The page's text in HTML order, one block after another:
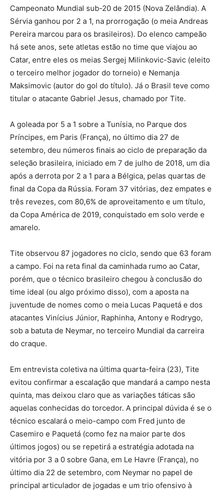
Campeonato Mundial sub-20 de 2015 (Nova Zelândia). A
Sérvia ganhou por 2 a 1, na prorrogação (o meia Andreas
Pereira marcou para os brasileiros). Do elenco campeão
há sete anos, sete atletas estão no time que viajou ao
Catar, entre eles os meias Sergej Milinkovic-Savic (eleito
o terceiro melhor jogador do torneio) e Nemanja
Maksimovic (autor do gol do título). Já o Brasil teve como
titular o atacante Gabriel Jesus, chamado por Tite.
A goleada por 5 a 1 sobre a Tunísia, no Parque dos
Príncipes, em Paris (França), no último dia 27 de
setembro, deu números finais ao ciclo de preparação da
seleção brasileira, iniciado em 7 de julho de 2018, um dia
após a derrota por 2 a 1 para a Bélgica, pelas quartas de
final da Copa da Rússia. Foram 37 vitórias, dez empates e
três revezes, com 80,6% de aproveitamento e um título,
da Copa América de 2019, conquistado em solo verde e
amarelo.
Tite observou 87 jogadores no ciclo, sendo que 63 foram
a campo. Foi na reta final da caminhada rumo ao Catar,
porém, que o técnico brasileiro chegou à conclusão do
time ideal (ou algo próximo disso), com a aposta na
juventude de nomes como o meia Lucas Paquetá e dos
atacantes Vinícius Júnior, Raphinha, Antony e Rodrygo,
sob a batuta de Neymar, no terceiro Mundial da carreira
do craque.
Em entrevista coletiva na última quarta-feira (23), Tite
evitou confirmar a escalação que mandará a campo nesta
quinta, mas deixou claro que as variações táticas são
aquelas conhecidas do torcedor. A principal dúvida é se o
técnico escalará o meio-campo com Fred junto de
Casemiro e Paquetá (como fez na maior parte dos
últimos jogos) ou se repetirá a estratégia adotada na
vitória por 3 a 0 sobre Gana, em Le Havre (França), no
último dia 22 de setembro, com Neymar no papel de
principal articulador de jogadas e um trio ofensivo à